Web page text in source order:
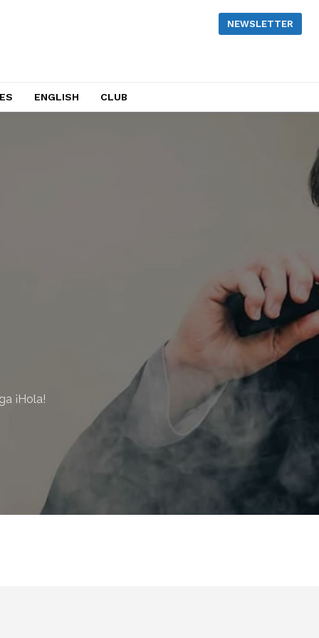
receive all the news
in your email.
SUBSCRIBIRSE
NEWSLETTER
ENGLISH CLUB
¡Hola!